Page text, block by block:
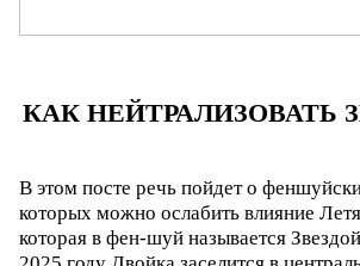
КАК НЕЙТРАЛИЗОВАТЬ
В этом посте речь пойдет о
которых можно ослабить влияние
которая в фен-шуй называется